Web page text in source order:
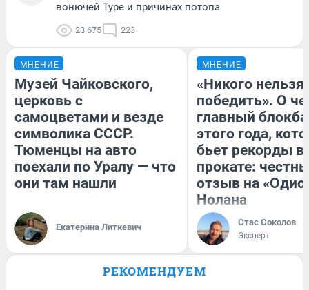
вонючей Туре и причинах потопа
23 675 223
МНЕНИЕ
Музей Чайковского,
церковь с
самоцветами и везде
символика СССР.
Тюменцы на авто
поехали по Уралу — что
они там нашли
Екатерина Литкевич
МНЕНИЕ
«Никого нельзя
победить». О
главный
этого года,
бьет рекорды в
прокате:
отзыв на
Нолана
Стас Соколов
Эксперт
РЕКОМЕНДУЕМ